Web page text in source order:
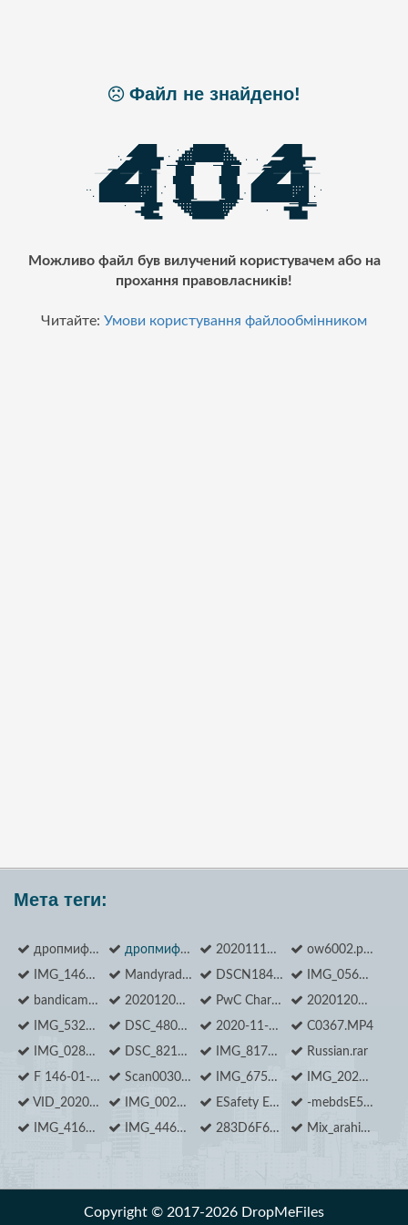
Файл не знайдено!
Можливо файл був вилучений користувачем або на
прохання правовласників!
Читайте: Умови користування файлообмінником
Мета теги:
дропмифилес дропмифилес 20201118173242_1.jpg
ow6002.pdf
IMG_1468.JPG
Mandyradzhy Ilona_ Outer Space 3.jpg DSCN1840.JPG
IMG_0569.JPG
bandicam 2020-11-30 17-58-09-619.jpg
20201204_122226.jpg PwC Charity_DSC09506.jpg
20201207_154901.jpg
IMG_5324.MOV
DSC_4800.JPG 2020-11-12 18.18.42 IMG_0955.MOV
C0367.MP4
IMG_0285.MOV
DSC_8214.JPG IMG_8171.jpg
Russian.rar
F 146-01-2405 0573.jpg
Scan0030.pdf IMG_6750.MOV
IMG_20201104_182719.jpg
VID_20201107_180713.mp4
IMG_0022.JPG ESafety Equipment.htm
-mebdsE5JpE.jpg
IMG_4160.jpg
IMG_4466.JPG 283D6F69-7BBF-4B02-B0BB-A0450F6AB1E9.jpeg Mix_arahis.png
Copyright © 2017-2026 DropMeFiles